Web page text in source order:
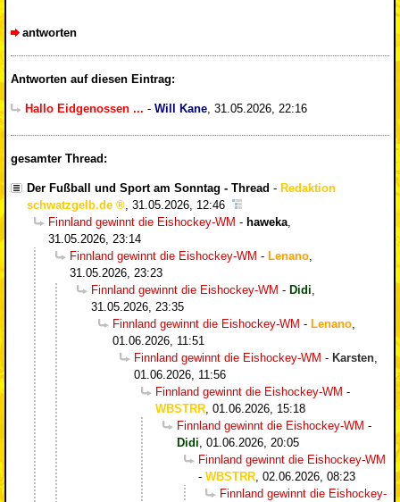
antworten
Antworten auf diesen Eintrag:
Hallo Eidgenossen ... - Will Kane, 31.05.2026, 22:16
gesamter Thread:
Der Fußball und Sport am Sonntag - Thread - Redaktion
schwatzgelb.de
, 31.05.2026, 12:46
Finnland gewinnt die Eishockey-WM - haweka,
31.05.2026, 23:14
Finnland gewinnt die Eishockey-WM - Lenano,
31.05.2026, 23:23
Finnland gewinnt die Eishockey-WM - Didi,
31.05.2026, 23:35
Finnland gewinnt die Eishockey-WM - Lenano,
01.06.2026, 11:51
Finnland gewinnt die Eishockey-WM - Karsten,
01.06.2026, 11:56
Finnland gewinnt die Eishockey-WM -
WBSTRR, 01.06.2026, 15:18
Finnland gewinnt die Eishockey-WM -
Didi, 01.06.2026, 20:05
Finnland gewinnt die Eishockey-WM
- WBSTRR, 02.06.2026, 08:23
Finnland gewinnt die Eishockey-